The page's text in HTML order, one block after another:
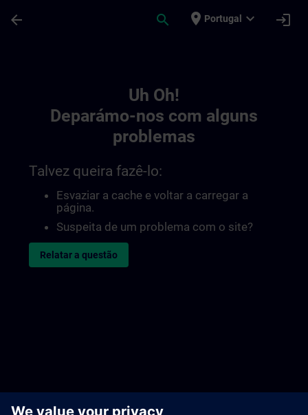
arrow_back search place Portugal expand_more login
Uh Oh!
Deparámo-nos com alguns
problemas
Talvez queira fazê-lo:
Esvaziar a cache e voltar a carregar a
página.
Suspeita de um problema com o site?
Relatar a questão